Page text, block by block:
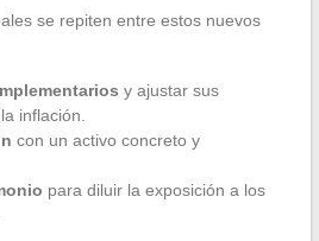
se repiten entre estos nuevos
y ajustar sus
inflación.
con un activo concreto y
para diluir la exposición a los